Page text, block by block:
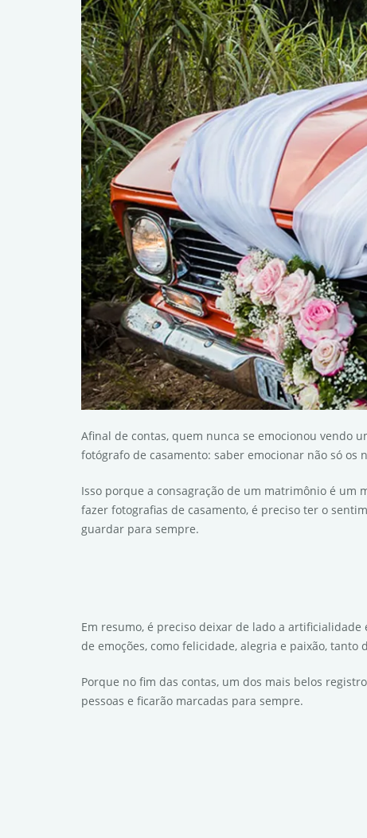
Afinal de contas, quem nunca se emocionou vendo
fotógrafo de casamento: saber emocionar não só os
Isso porque a consagração de um matrimônio é um
fazer fotografias de casamento, é preciso ter o
guardar para sempre.
Em resumo, é preciso deixar de lado a
de emoções, como felicidade, alegria e paixão,
Porque no fim das contas, um dos mais belos
pessoas e ficarão marcadas para sempre.